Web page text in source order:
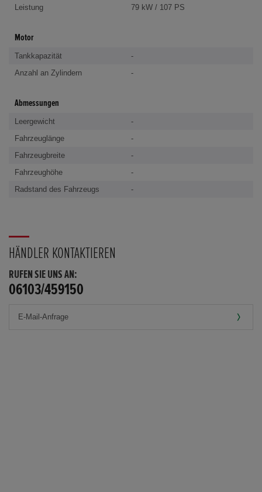
Leistung
79 kW / 107 PS
Motor
Tankkapazität
-
Anzahl an Zylindern
-
Abmessungen
Leergewicht
-
Fahrzeuglänge
-
Fahrzeugbreite
-
Fahrzeughöhe
-
Radstand des Fahrzeugs
-
HÄNDLER KONTAKTIEREN
RUFEN SIE UNS AN:
06103/459150